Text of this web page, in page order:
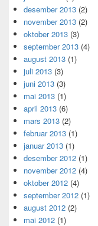
desember 2013 (2)
november 2013 (2)
oktober 2013 (3)
september 2013 (4)
august 2013 (1)
juli 2013 (3)
juni 2013 (3)
mai 2013 (1)
april 2013 (6)
mars 2013 (2)
februar 2013 (1)
januar 2013 (1)
desember 2012 (1)
november 2012 (4)
oktober 2012 (4)
september 2012 (1)
august 2012 (2)
mai 2012 (1)